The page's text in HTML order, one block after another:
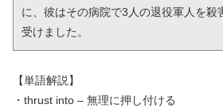
に、彼はその病院で3人の退役軍人を殺
受けました。
【単語解説】
・thrust into – 無理に押し付ける